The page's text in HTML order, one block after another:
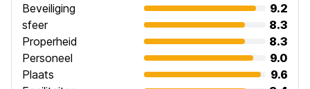
Beveiliging
9.2
sfeer
8.3
Properheid
8.3
Personeel
9.0
Plaats
9.6